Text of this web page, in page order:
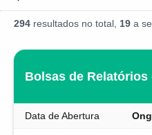
294 resultados no total, 19 a
Bolsas de Relatórios
Data de Abertura